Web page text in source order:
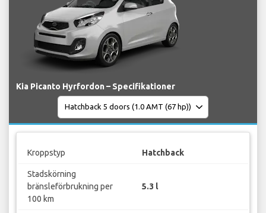
Kia Picanto Hyrfordon – Specifikationer
Kroppstyp Hatchback
Stadskörning
bränsleförbrukning per
100 km
5.3 l